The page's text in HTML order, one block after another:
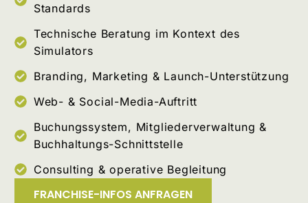
Standards
Technische Beratung im Kontext des
Simulators
Branding, Marketing & Launch-Unterstützung
Web- & Social-Media-Auftritt
Buchungssystem, Mitgliederverwaltung &
Buchhaltungs-Schnittstelle
Consulting & operative Begleitung
FRANCHISE-INFOS ANFRAGEN